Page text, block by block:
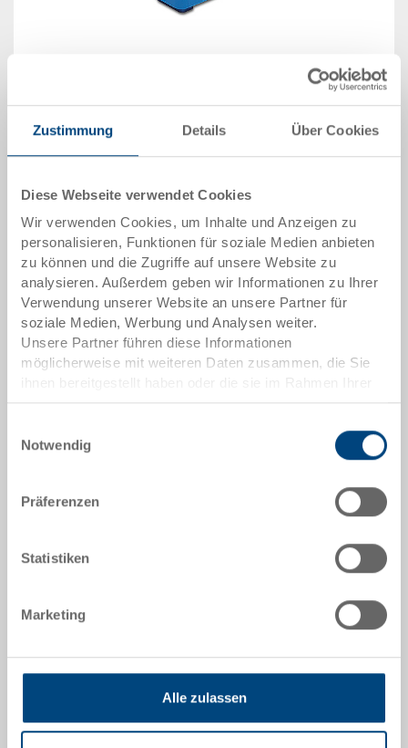
Zustimmung Details Über Cookies
Diese Webseite verwendet Cookies
Wir verwenden Cookies, um Inhalte und Anzeigen zu
personalisieren, Funktionen für soziale Medien anbieten
zu können und die Zugriffe auf unsere Website zu
analysieren. Außerdem geben wir Informationen zu Ihrer
Verwendung unserer Website an unsere Partner für
soziale Medien, Werbung und Analysen weiter.
Unsere Partner führen diese Informationen
möglicherweise mit weiteren Daten zusammen, die Sie
Nutzung der Dienste gesammelt haben.
Notwendig
Präferenzen
Statistiken
Marketing
Alle zulassen
Abbildung ähnlich
Lieferzeit: Auf Anfrage
Das Produkt kann nicht online bestellt werden:
Artikeldaten
Bestellnummer
40-4317.5072.1210
Aussenmasse:
400 x 300 x 174 mm
Angebot anfordern
Technische Daten
Kleinladungsträger C-KLT, nach VDA 4500, PP,
lichtblau RAL 5012, aussen 400x300x174 mm, innen
Verbundboden komplett
Sonderanfertigungen - Unser Spezialgebiet